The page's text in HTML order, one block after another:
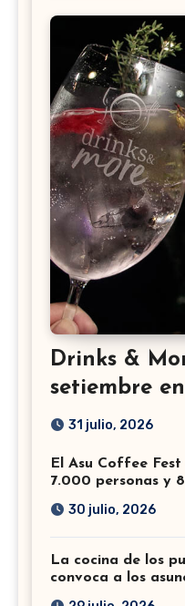
Drinks &
setiembre
31 julio, 2026
El Asu Coffee
7.000 personas y
30 julio, 2026
La cocina de los
convoca a los